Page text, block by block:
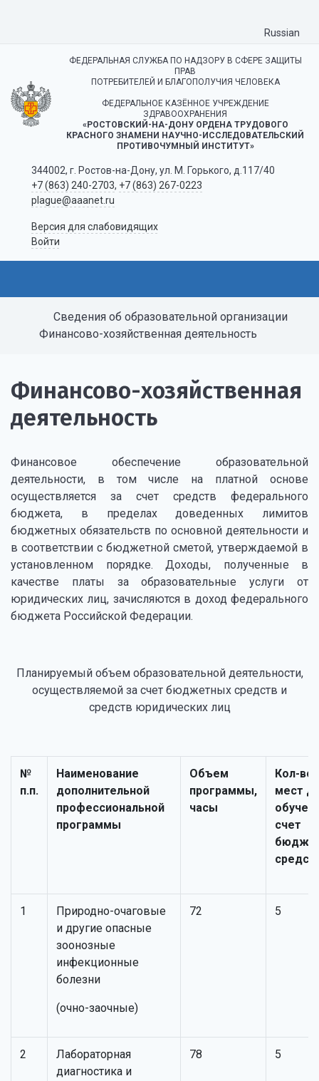
Russian
ФЕДЕРАЛЬНАЯ СЛУЖБА ПО НАДЗОРУ В СФЕРЕ ЗАЩИТЫ
ПРАВ
ПОТРЕБИТЕЛЕЙ И БЛАГОПОЛУЧИЯ ЧЕЛОВЕКА
ФЕДЕРАЛЬНОЕ КАЗЁННОЕ УЧРЕЖДЕНИЕ
ЗДРАВООХРАНЕНИЯ
«РОСТОВСКИЙ-НА-ДОНУ ОРДЕНА ТРУДОВОГО
КРАСНОГО ЗНАМЕНИ НАУЧНО-ИССЛЕДОВАТЕЛЬСКИЙ
ПРОТИВОЧУМНЫЙ ИНСТИТУТ»
344002, г. Ростов-на-Дону, ул. М. Горького, д.117/40
+7 (863) 240-2703, +7 (863) 267-0223
plague@aaanet.ru
Версия для слабовидящих
Войти
Сведения об образовательной организации
Финансово-хозяйственная деятельность
Финансово-хозяйственная
деятельность
Финансовое обеспечение образовательной
деятельности, в том числе на платной основе
осуществляется за счет средств федерального
бюджета, в пределах доведенных лимитов
бюджетных обязательств по основной деятельности и
в соответствии с бюджетной сметой, утверждаемой в
установленном порядке. Доходы, полученные в
качестве платы за образовательные услуги от
юридических лиц, зачисляются в доход федерального
бюджета Российской Федерации.
Планируемый объем образовательной деятельности,
осуществляемой за счет бюджетных средств и
средств юридических лиц
№
п.п.
Наименование
дополнительной
профессиональной
программы
Объем
программы,
часы
Кол-во
мест
счет
1
Природно-очаговые
и другие опасные
зоонозные
инфекционные
болезни
(очно-заочные)
72 5
2
Лабораторная
диагностика и
78 5